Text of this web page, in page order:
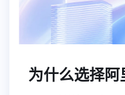
为什么选择阿